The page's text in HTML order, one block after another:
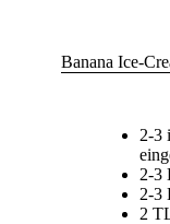
Banana Ice-
2-3
2-3
2-3
2